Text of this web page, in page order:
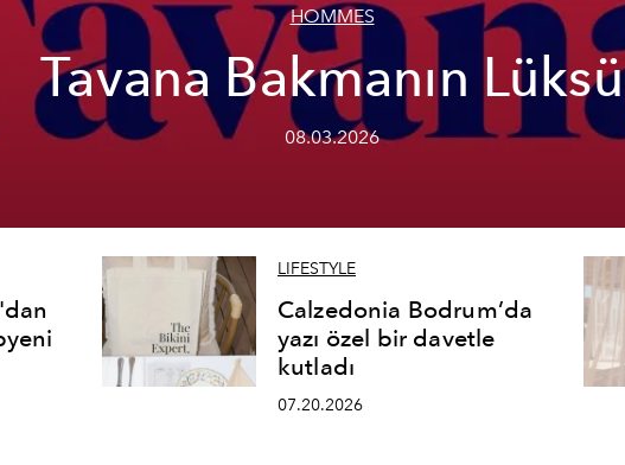
HOMMES
Tavana Bakmanın Lüksü
08.03.2026
LIFESTYLE
Calzedonia Bodrum’da
yazı özel bir davetle
kutladı
07.20.2026